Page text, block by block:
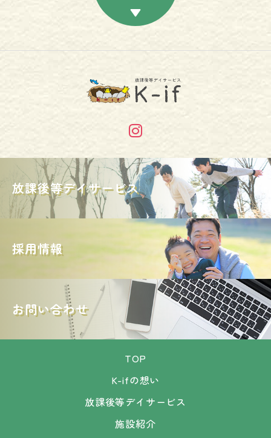
放課後等デイサービス
採用情報
お問い合わせ
TOP
K-ifの想い
放課後等デイサービス
施設紹介